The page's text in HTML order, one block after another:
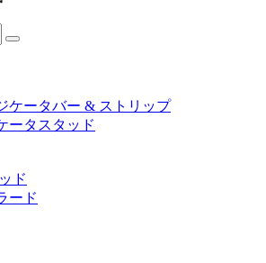
ケータバー & ストリップ
ータスタッド
ド
ード